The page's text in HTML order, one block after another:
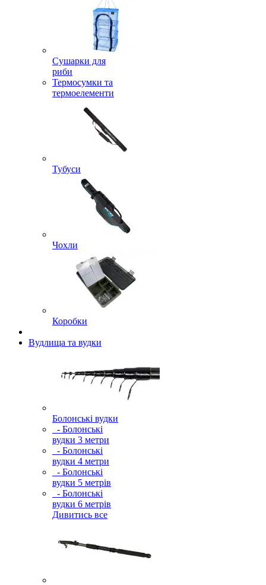
Сушарки для
риби
Термосумки та
термоелементи
Тубуси
Чохли
Коробки
Вудлища та вудки
Болонські вудки
- Болонські
вудки 3 метри
- Болонські
вудки 4 метри
- Болонські
вудки 5 метрів
- Болонські
вудки 6 метрів
Дивитись все